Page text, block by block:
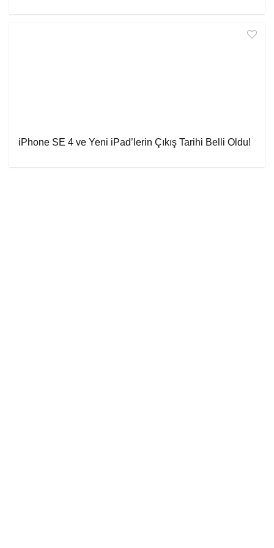
iPhone SE 4 ve Yeni iPad’lerin Çıkış Tarihi Belli Oldu!